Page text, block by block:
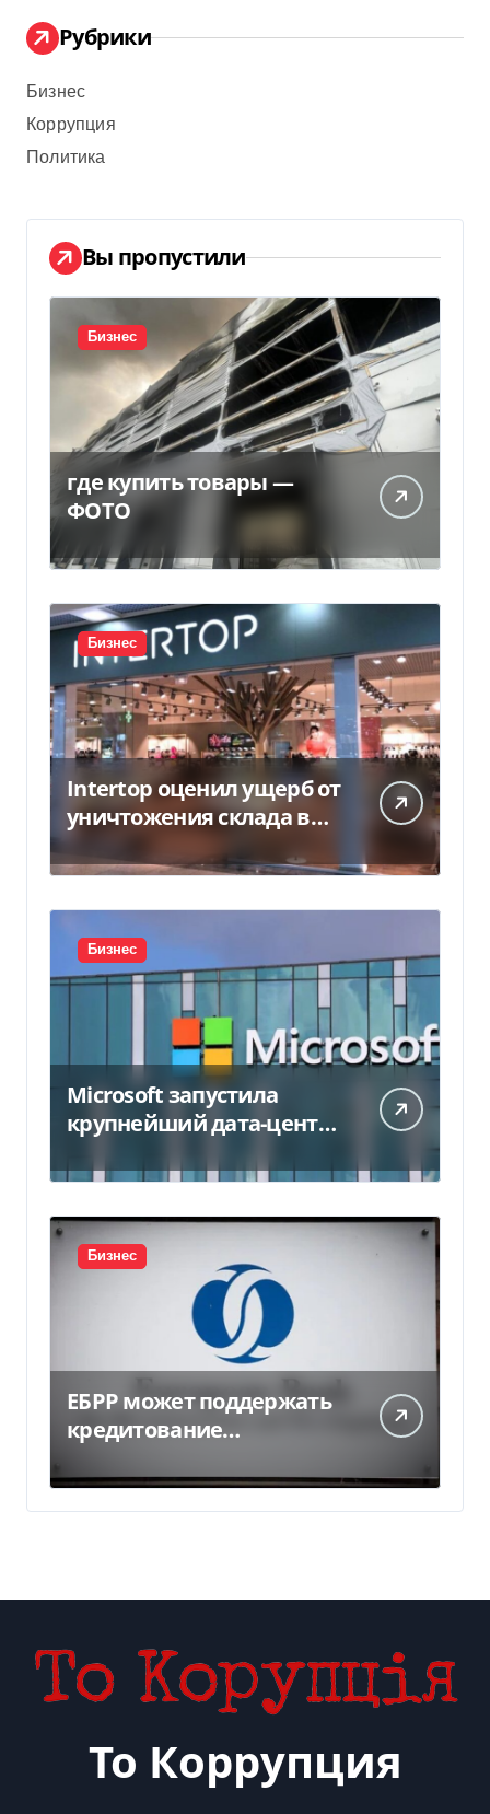
Рубрики
Бизнес
Коррупция
Политика
Вы пропустили
Бизнес
где купить товары —
ФОТО
Бизнес
Intertop оценил ущерб от
уничтожения склада в
450 млн грн
Бизнес
Microsoft запустила
крупнейший дата-центр
миллиарда
Бизнес
ЕБРР может поддержать
кредитование
300 млн евро — Delo.ua
То Коррупция